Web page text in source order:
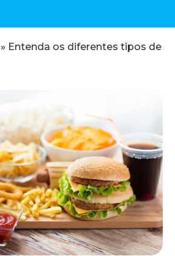
» Entenda os diferentes tipos de